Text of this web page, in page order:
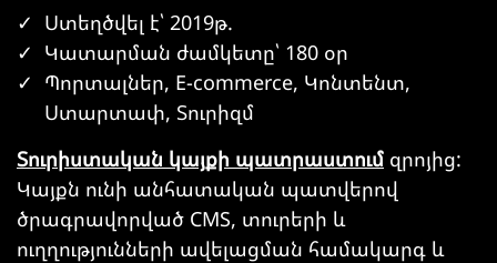
Ստեղծվել է՝ 2019թ.
Կատարման ժամկետը՝ 180 օր
Պորտալներ, E-commerce, Կոնտենտ,
Ստարտափ, Տուրիզմ
Տուրիստական կայքի պատրաստում զրոյից:
Կայքն ունի անհատական պատվերով
ծրագրավորված CMS, տուրերի և
ուղղությունների ավելացման համակարգ և